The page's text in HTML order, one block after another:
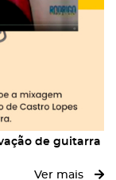
de guitarra
Ver mais